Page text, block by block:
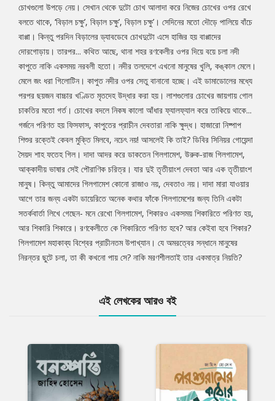
গেছেন- মনে রেখো গিলগামেশ, শিকারও একসময় শিকারিতে পরিণত হয়, আর
শিকারি শিকারে। রণকেলীতে কে শিকারিতে পরিণত হবে? আর কেইবা হবে
শিকার? গিলগামেশ মহাকাব্য বিশ্বের প্রাচীনতম উপাখ্যান। যে অমরত্বের
সন্ধানে মানুষের নিরন্তর ছুটে চলা, তা কী কখনো পায় সে? নাকি মরণশীলতাই
তার একমাত্র নিয়তি?
Article
চোখগুলো উপড়ে নেয়। সেখান থেকে দুটো চোখ আলাদা করে নিজের চোখের ওপর রেখে
বলতে থাকে, ‘বিড়াল চক্ষু’, বিড়াল চক্ষু’, বিড়াল চক্ষু’। সেদিনের মতো দৌড়ে পালিয়ে বাঁচে
বাপ্পা। কিন্তু পরদিন বিড়ালের ড্যাবডেবে চোখদুটো এসে হাজির হয় বাপ্পাদের
দোরগোড়ায়। তারপর... কথিত আছে, থানা শহর রণকেলীর ওপর দিয়ে বয়ে চলা নদী
কাপুতে নাকি একসময় নরবলী হতো। নদীর তলদেশে এখনো মানুষের খুলি, কঙ্কাল মেলে।
মেলে জং ধরা গিলোটিন। কাপুত নদীর ওপর সেতু বানানো হচ্ছে। এই ডামাডোলের মধ্যে
পরপর ছয়জন বাচ্চার খণ্ডিত মৃতদেহ উদ্ধার করা হয়। লাশগুলোর চোখের জায়গায় গোল
চাকতির মতো গর্ত। চোখের বদলে নিকষ কালো আঁধার ফ্যালফ্যাল করে তাকিয়ে থাকে...
গর্জনে পরিণত হয় ফিসফাস, কাপুতের প্রাচীন দেবতারা নাকি ক্ষুদ্ধ। হাজারো নিষ্পাপ
শিশুর রক্তেই কেবল মুক্তি মিলবে, নচেৎ নয়! আসলেই কি তাই? ডিবির সিনিয়র গোয়েন্দা
সৈয়দ শাহ ফতেহ গিল। দাদা আদর করে ডাকতেন গিলগামেশ, উরুক-রাজ গিলগামেশ,
আক্কাদীয় ভাষার সেই পৌরাণিক চরিত্র। যার দুই তৃতীয়াংশ দেবতা আর এক তৃতীয়াংশ
মানুষ। কিন্তু আমাদের গিলগামেশ কোনো রাজাও নয়, দেবতাও নয়। দাদা মারা যাওয়ার
আগে তার জন্য একটা ডায়েরিতে অনেক কথার ফাঁকে গিলগামেশের জন্য তিনি একটা
সতর্কবার্তা লিখে গেছেন- মনে রেখো গিলগামেশ, শিকারও একসময় শিকারিতে পরিণত হয়,
আর শিকারি শিকারে। রণকেলীতে কে শিকারিতে পরিণত হবে? আর কেইবা হবে শিকার?
গিলগামেশ মহাকাব্য বিশ্বের প্রাচীনতম উপাখ্যান। যে অমরত্বের সন্ধানে মানুষের
নিরন্তর ছুটে চলা, তা কী কখনো পায় সে? নাকি মরণশীলতাই তার একমাত্র নিয়তি?
এই লেখকের আরও বই